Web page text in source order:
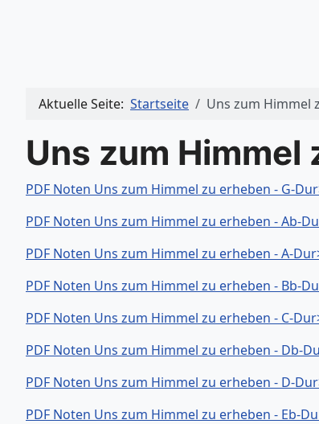
Aktuelle Seite: Startseite Uns zum Himmel
Uns zum Himmel
PDF Noten Uns zum Himmel zu erheben - G-
PDF Noten Uns zum Himmel zu erheben - Ab-
PDF Noten Uns zum Himmel zu erheben - A-
PDF Noten Uns zum Himmel zu erheben - Bb-
PDF Noten Uns zum Himmel zu erheben - C-
PDF Noten Uns zum Himmel zu erheben - Db-
PDF Noten Uns zum Himmel zu erheben - D-
PDF Noten Uns zum Himmel zu erheben - Eb-